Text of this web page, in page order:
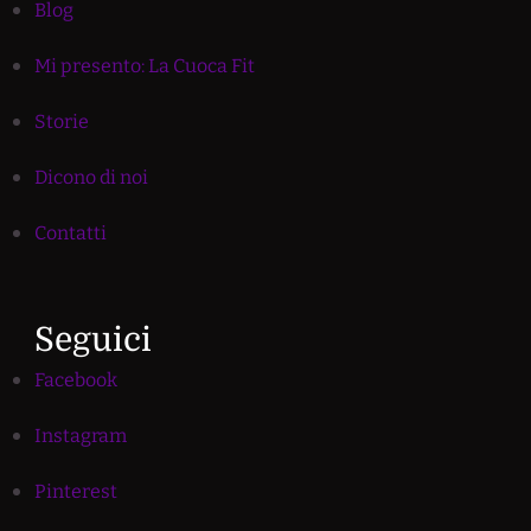
Blog
Mi presento: La Cuoca Fit
Storie
Dicono di noi
Contatti
Seguici
Facebook
Instagram
Pinterest